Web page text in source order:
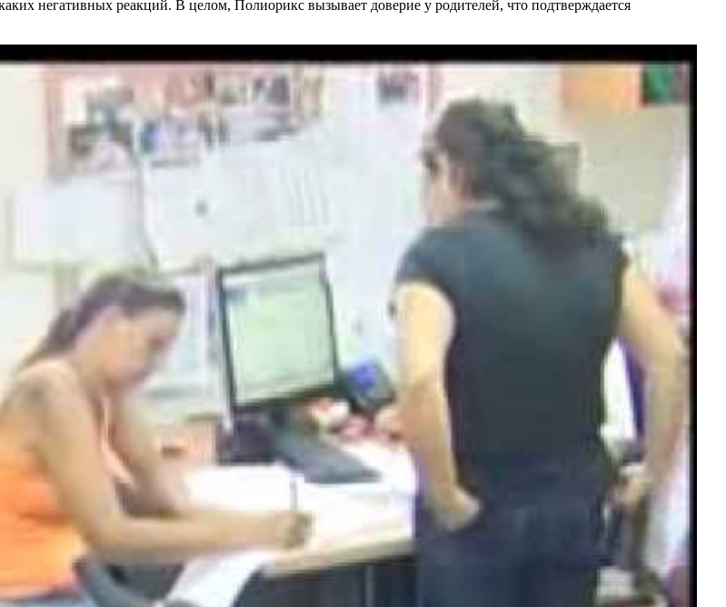
негативных реакций. В целом, Полиорикс вызывает доверие у родителей, что подтверждается